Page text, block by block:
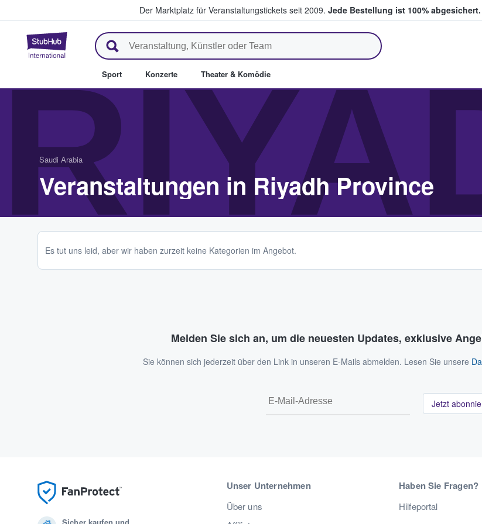
Der Marktplatz für Veranstaltungstickets seit 2009. Jede Bestellung ist 100% abgesichert.
StubHub - Wo Fans Tickets kaufen & verkaufen
Sport Konzerte Theater & Komödie
Saudi Arabia
Veranstaltungen in Riyadh Province
Es tut uns leid, aber wir haben zurzeit keine Kategorien im Angebot.
Melden Sie sich an, um die neuesten Updates, exklusive
Sie können sich jederzeit über den Link in unseren E-Mails abmelden. Lesen Sie unsere
Jetzt
Unser Unternehmen
Über uns
Haben Sie Fragen?
Hilfeportal